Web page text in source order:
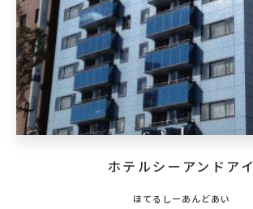
ホテルシーアンドアイ